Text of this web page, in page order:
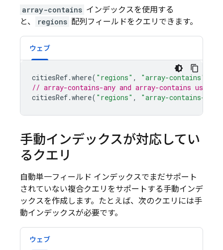
array-contains インデックスを使用する
と、
regions 配列フィールドをクエリできます。
ウェブ
citiesRef.where( "regions" , "array-contains"
// array-contains-any and array-contains use the
citiesRef.where( "regions" , "array-contains-any"
手動インデックスが対応してい
るクエリ
自動単一フィールド インデックスでまだサポート
されていない複合クエリをサポートする手動インデ
ックスを作成します。たとえば、次のクエリには手
動インデックスが必要です。
ウェブ